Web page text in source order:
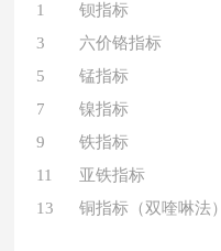
1 钡指标
3
六价铬指标
5
锰指标
7
镍指标
9
铁指标
11
亚铁指标
13
铜指标（双喹啉法）